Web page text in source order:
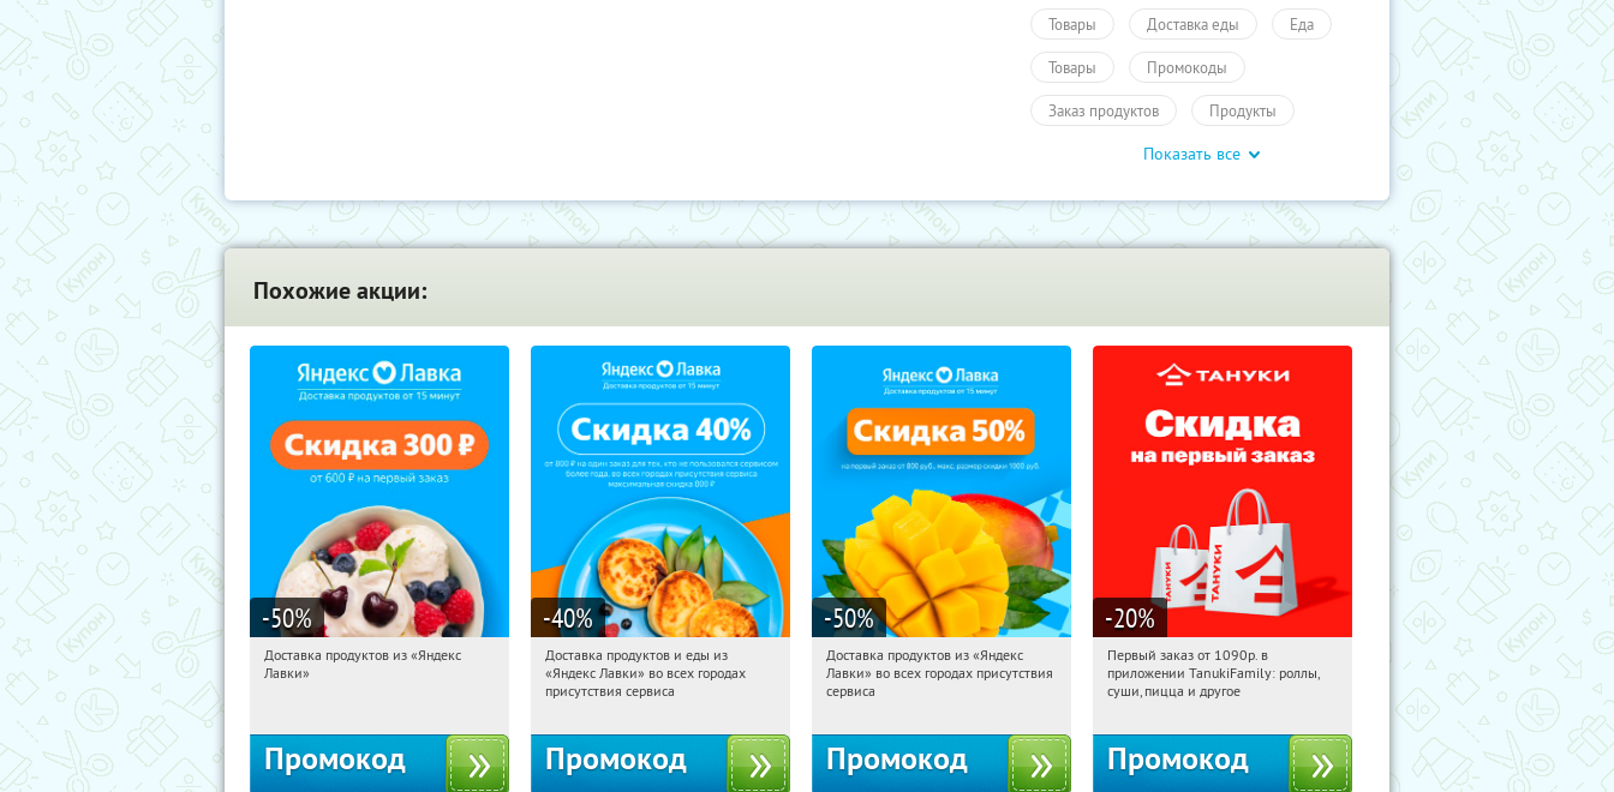
Товары Доставка еды Еда
Товары Промокоды
Заказ продуктов Продукты
Еда
Показать все
Похожие акции:
-50%
10:22:00 Получили:
Доставка продуктов из «Яндекс
Лавки»
Промокод
-40%
10:22:00 Получили:
Россия
Доставка продуктов и еды из
«Яндекс Лавки» во всех городах
присутствия сервиса
Промокод
-50%
10:22:00 Получили:
Россия
Доставка продуктов из «Яндекс
Лавки» во всех городах присутствия
сервиса
Промокод
-20%
10:22:00 Получили:
Россия
Первый заказ от 1090р. в
приложении TanukiFamily: роллы,
суши, пицца и другое
Промокод